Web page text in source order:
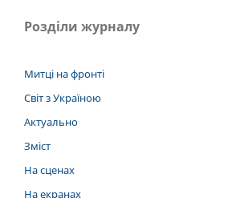
Розділи журналу
Митці на фронті
Світ з Україною
Актуально
Зміст
На сценах
На екранах